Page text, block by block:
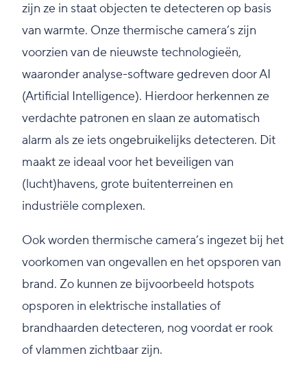
zijn ze in staat objecten te detecteren op basis
van warmte. Onze thermische camera’s zijn
voorzien van de nieuwste technologieën,
waaronder analyse-software gedreven door AI
(Artificial Intelligence). Hierdoor herkennen ze
verdachte patronen en slaan ze automatisch
alarm als ze iets ongebruikelijks detecteren. Dit
maakt ze ideaal voor het beveiligen van
(lucht)havens, grote buitenterreinen en
industriële complexen.
Ook worden thermische camera’s ingezet bij het
voorkomen van ongevallen en het opsporen van
brand. Zo kunnen ze bijvoorbeeld hotspots
opsporen in elektrische installaties of
brandhaarden detecteren, nog voordat er rook
of vlammen zichtbaar zijn.